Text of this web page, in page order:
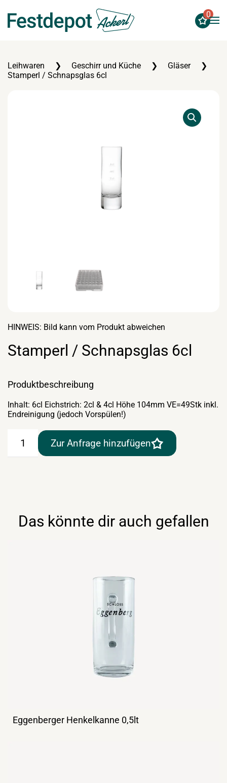
Zum Hauptinhalt springen
0
Leihwaren Geschirr und Küche
Gläser
Stamperl / Schnapsglas 6cl
HINWEIS: Bild kann vom Produkt abweichen
Stamperl / Schnapsglas 6cl
Produktbeschreibung
Inhalt: 6cl Eichstrich: 2cl & 4cl Höhe 104mm VE=49Stk inkl.
Endreinigung (jedoch Vorspülen!)
Stamperl
Schnapsglas
Zur Anfrage hinzufügen
Das könnte dir auch gefallen
Eggenberger Henkelkanne 0,5lt